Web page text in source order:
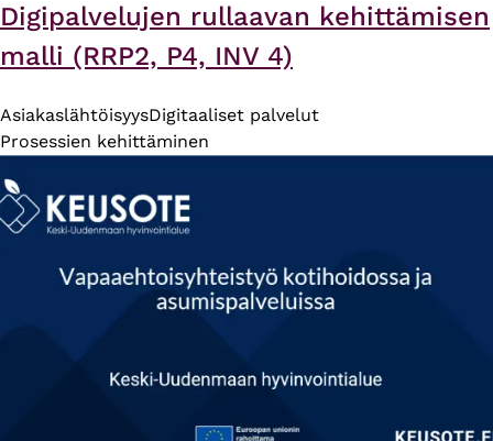
Digipalvelujen rullaavan kehittämisen
malli (RRP2, P4, INV 4)
AsiakaslähtöisyysDigitaaliset palvelut
Prosessien kehittäminen